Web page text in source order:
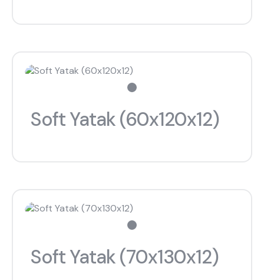
Soft Yatak (60x120x12)
Soft Yatak (70x130x12)